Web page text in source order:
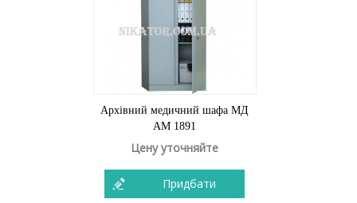
Архівний медичний шафа МД
AM 1891
Цену уточняйте
Придбати